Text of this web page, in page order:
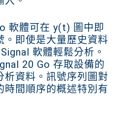
軟體可在 y(t) 圖中即
。即使是大量歷史資料
軟體輕鬆分析。
20 Go 存取設備的
析資料。訊號序列圖對
時間順序的概述特別有